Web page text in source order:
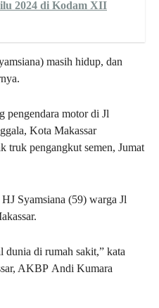
2024 di Kodam XII
masih hidup, dan
pengendara motor di Jl
Kota Makassar
truk pengangkut semen, Jumat
Syamsiana (59) warga Jl
dunia di rumah sakit,” kata
AKBP Andi Kumara